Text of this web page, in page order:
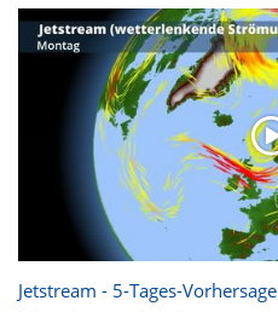
Jetstream - 5-Tages-Vorhersage